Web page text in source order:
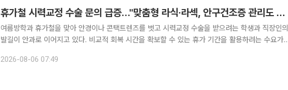
휴가철 시력교정 수술 문의 급증…"맞춤형 라식·라섹, 안구건조증 관리도 중요"
여름방학과 휴가철을 맞아 안경이나 콘택트렌즈를 벗고 시력교정 수술을 받으려는 학생과 직장인의
발길이 안과로 이어지고 있다. 비교적 회복 시간을 확보할 수 있는 휴가 기간을 활용하려는 수요가
력교정술은 단순히 시력을 1.0 이상으로 맞추는 데 그치지 않고, 야간
2026-08-06 07:49